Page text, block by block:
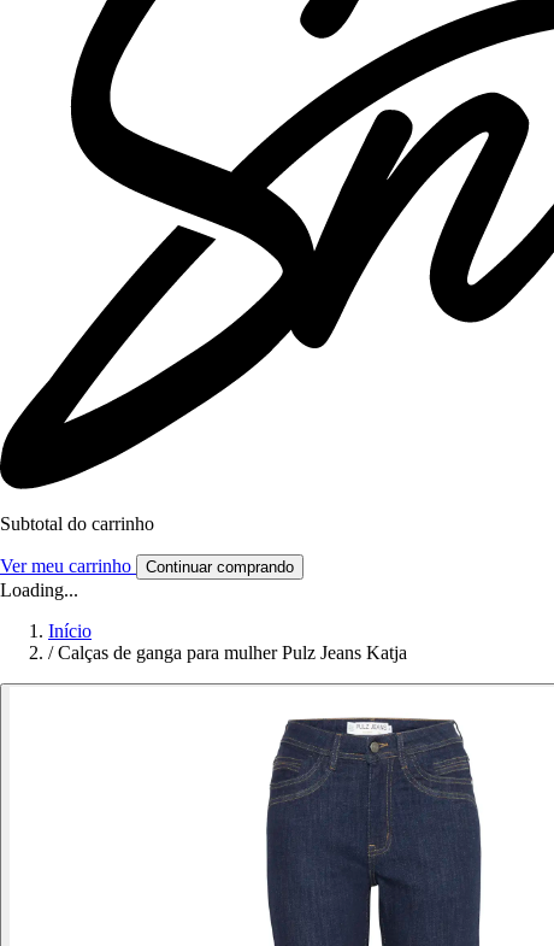
Subtotal do carrinho
Ver meu carrinho Continuar comprando
Loading...
Início
/ Calças de ganga para mulher Pulz Jeans Katja